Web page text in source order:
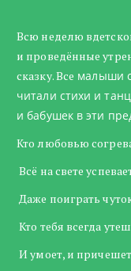
Всю неделю
и проведённые
сказку. Все малыши
читали стихи и
и бабушек в эти
Кто любовью
Всё на свете
Даже поиграть
Кто тебя всегда
И умоет, и